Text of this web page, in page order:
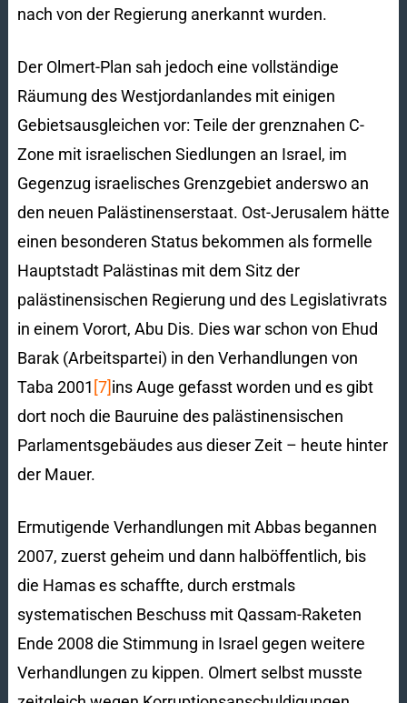
nach von der Regierung anerkannt wurden.
Der Olmert-Plan sah jedoch eine vollständige
Räumung des Westjordanlandes mit einigen
Gebietsausgleichen vor: Teile der grenznahen C-
Zone mit israelischen Siedlungen an Israel, im
Gegenzug israelisches Grenzgebiet anderswo an
den neuen Palästinenserstaat. Ost-Jerusalem hätte
einen besonderen Status bekommen als formelle
Hauptstadt Palästinas mit dem Sitz der
palästinensischen Regierung und des Legislativrats
in einem Vorort, Abu Dis. Dies war schon von Ehud
Barak (Arbeitspartei) in den Verhandlungen von
Taba 2001 [7]ins Auge gefasst worden und es gibt
dort noch die Bauruine des palästinensischen
Parlamentsgebäudes aus dieser Zeit – heute hinter
der Mauer.
Ermutigende Verhandlungen mit Abbas begannen
2007, zuerst geheim und dann halböffentlich, bis
die Hamas es schaffte, durch erstmals
systematischen Beschuss mit Qassam-Raketen
Ende 2008 die Stimmung in Israel gegen weitere
Verhandlungen zu kippen. Olmert selbst musste